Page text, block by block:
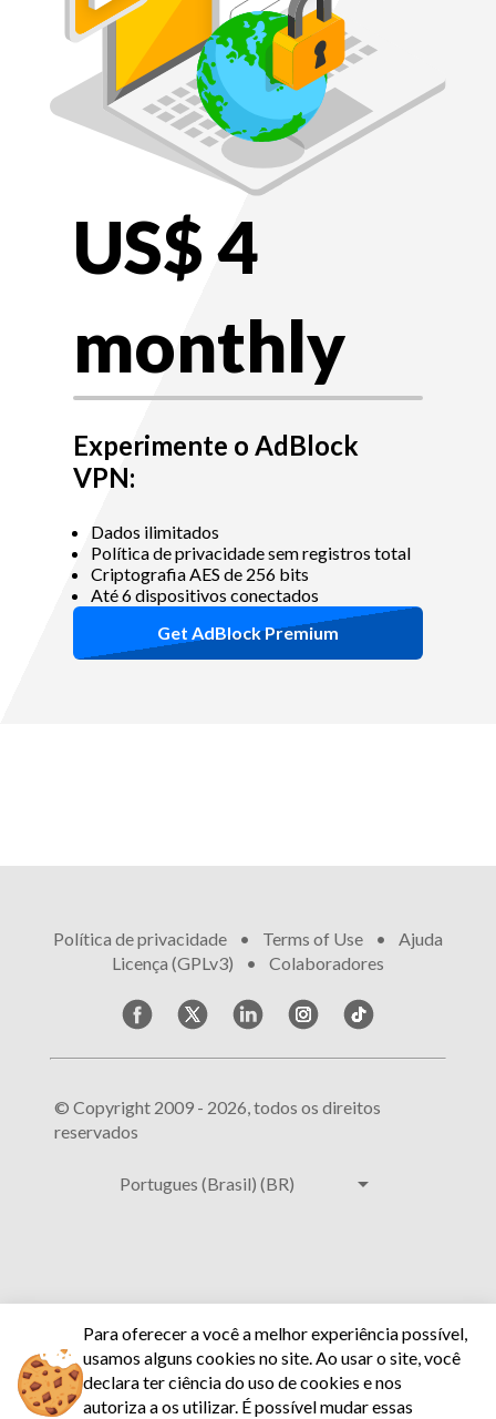
US$ 4
monthly
Experimente o AdBlock
VPN:
Dados ilimitados
Política de privacidade sem registros total
Criptografia AES de 256 bits
Até 6 dispositivos conectados
Get AdBlock Premium
Política de privacidade • Terms of Use •
Ajuda
Licença (GPLv3) • Colaboradores
© Copyright 2009 - 2026, todos os direitos
reservados
Portugues (Brasil) (BR) arrow_drop_down
Para oferecer a você a melhor experiência possível,
usamos alguns cookies no site.Ao usar o site, você
declara ter ciência do uso de cookies e nos
autoriza a os utilizar. É possível mudar essas